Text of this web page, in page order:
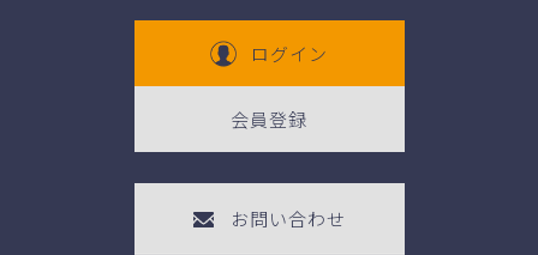
ログイン
会員登録
お問い合わせ